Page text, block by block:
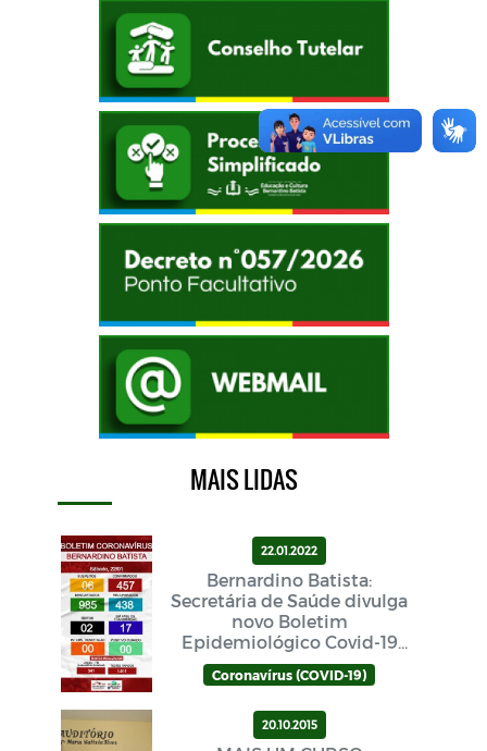
MAIS LIDAS
22.01.2022
Bernardino Batista:
Secretária de Saúde divulga
novo Boletim
Epidemiológico Covid-19
neste sábado (22/01)
Coronavírus (COVID-19)
20.10.2015